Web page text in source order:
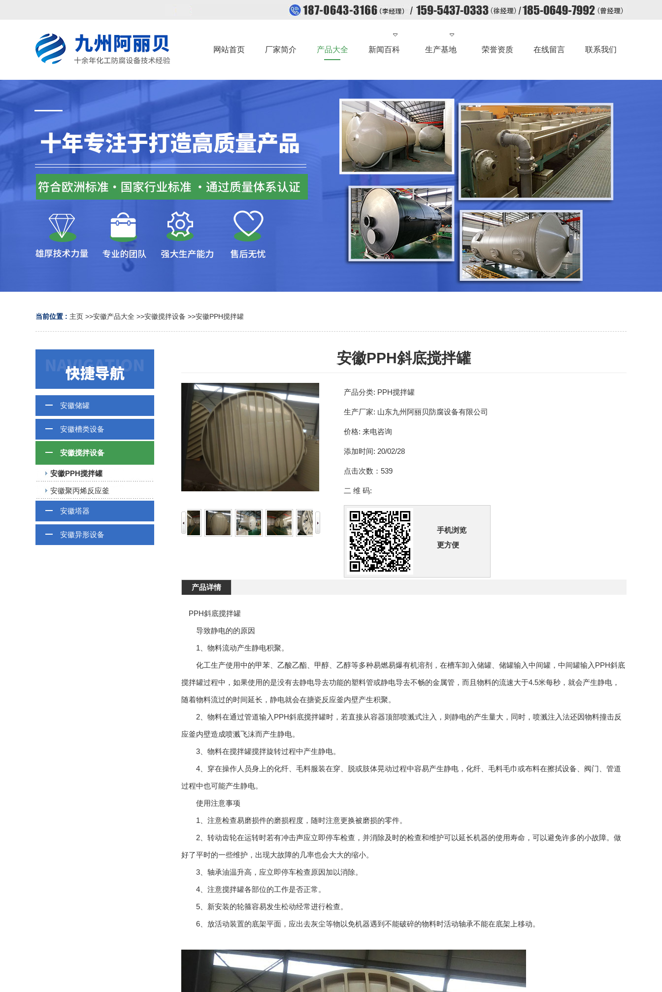
网站首页 厂家简介 产品大全 新闻百科 生产基地 荣誉资质 在线留言 联系我们
当前位置 : 主页 >>安徽产品大全 >>安徽搅拌设备 >>安徽PPH搅拌罐
安徽储罐
安徽槽类设备
安徽搅拌设备
安徽PPH搅拌罐
安徽聚丙烯反应釜
安徽塔器
安徽异形设备
安徽PPH斜底搅拌罐
产品分类: PPH搅拌罐
生产厂家: 山东九州阿丽贝防腐设备有限公司
价格: 来电咨询
添加时间: 20/02/28
点击次数： 539
二 维 码:
手机浏览
更方便
产品详情
PPH斜底搅拌罐
导致静电的的原因
1、物料流动产生静电积聚。
化工生产使用中的甲苯、乙酸乙酯、甲醇、乙醇等多种易燃易爆有机溶剂，在槽车卸入储罐、储罐输入中间罐，中间罐输入PPH斜底
搅拌罐过程中，如果使用的是没有去静电导去功能的塑料管或静电导去不畅的金属管，而且物料的流速大于4.5米每秒，就会产生静电，
随着物料流过的时间延长，静电就会在搪瓷反应釜内壁产生积聚。
2、物料在通过管道输入PPH斜底搅拌罐时，若直接从容器顶部喷溅式注入，则静电的产生量大，同时，喷溅注入法还因物料撞击反
应釜内壁造成喷溅飞沫而产生静电。
3、物料在搅拌罐搅拌旋转过程中产生静电。
4、穿在操作人员身上的化纤、毛料服装在穿、脱或肢体晃动过程中容易产生静电，化纤、毛料毛巾或布料在擦拭设备、阀门、管道
过程中也可能产生静电。
使用注意事项
1、注意检查易磨损件的磨损程度，随时注意更换被磨损的零件。
2、转动齿轮在运转时若有冲击声应立即停车检查，并消除及时的检查和维护可以延长机器的使用寿命，可以避免许多的小故障。做
好了平时的一些维护，出现大故障的几率也会大大的缩小。
3、轴承油温升高，应立即停车检查原因加以消除。
4、注意搅拌罐各部位的工作是否正常。
5、新安装的轮箍容易发生松动经常进行检查。
6、放活动装置的底架平面，应出去灰尘等物以免机器遇到不能破碎的物料时活动轴承不能在底架上移动。